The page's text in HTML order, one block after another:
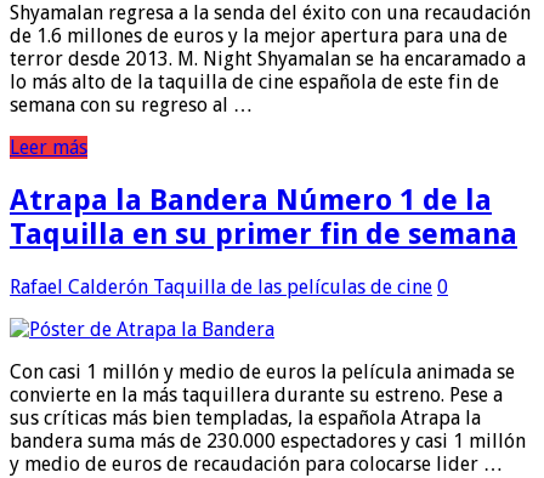
Shyamalan regresa a la senda del éxito con una recaudación
de 1.6 millones de euros y la mejor apertura para una de
terror desde 2013. M. Night Shyamalan se ha encaramado a
lo más alto de la taquilla de cine española de este fin de
semana con su regreso al …
Leer más
Atrapa la Bandera Número 1 de la
Taquilla en su primer fin de semana
Rafael Calderón Taquilla de las películas de cine 0
Con casi 1 millón y medio de euros la película animada se
convierte en la más taquillera durante su estreno. Pese a
sus críticas más bien templadas, la española Atrapa la
bandera suma más de 230.000 espectadores y casi 1 millón
y medio de euros de recaudación para colocarse lider …